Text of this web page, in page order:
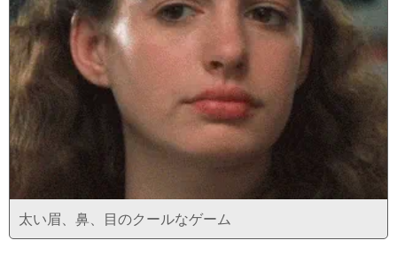
太い眉、鼻、目のクールなゲーム